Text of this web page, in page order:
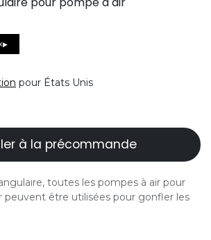
pour États Unis
à la précommande
toutes les pompes à air pour
peuvent être utilisées pour gonfler les